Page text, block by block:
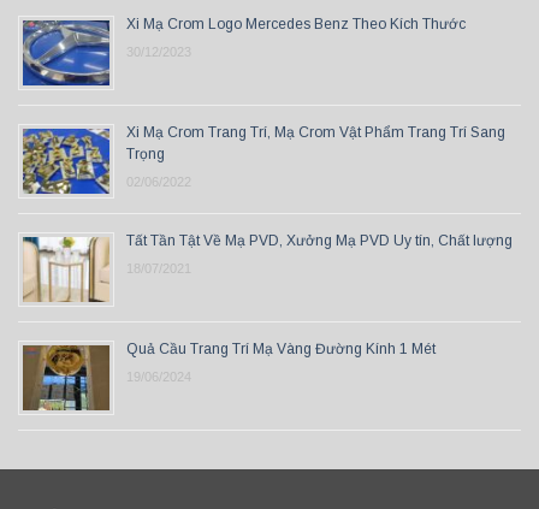
Xi Mạ Crom Logo Mercedes Benz Theo Kích Thước
30/12/2023
Xi Mạ Crom Trang Trí, Mạ Crom Vật Phẩm Trang Trí Sang
Trọng
02/06/2022
Tất Tần Tật Về Mạ PVD, Xưởng Mạ PVD Uy tín, Chất lượng
18/07/2021
Quả Cầu Trang Trí Mạ Vàng Đường Kính 1 Mét
19/06/2024